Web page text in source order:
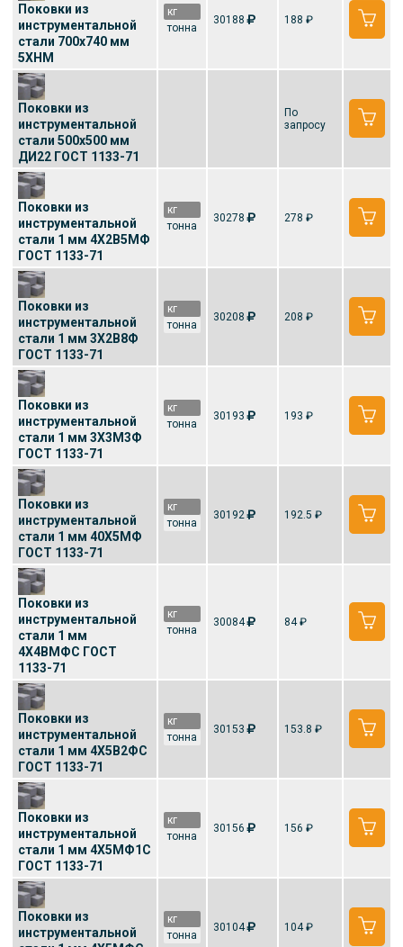
Поковки из
инструментальной
стали 700x740 мм
5ХНМ
кг
тонна
30188 188 ₽
Поковки из
инструментальной
стали 500x500 мм
ДИ22 ГОСТ 1133-71
По
запросу
Поковки из
инструментальной
стали 1 мм 4Х2В5МФ
ГОСТ 1133-71
кг
тонна
30278 278 ₽
Поковки из
инструментальной
стали 1 мм 3Х2В8Ф
ГОСТ 1133-71
кг
тонна
30208 208 ₽
Поковки из
инструментальной
стали 1 мм 3Х3М3Ф
ГОСТ 1133-71
кг
тонна
30193 193 ₽
Поковки из
инструментальной
стали 1 мм 40Х5МФ
ГОСТ 1133-71
кг
тонна
30192 192.5 ₽
Поковки из
инструментальной
стали 1 мм
4Х4ВМФС ГОСТ
1133-71
кг
тонна
30084 84 ₽
Поковки из
инструментальной
стали 1 мм 4Х5В2ФС
ГОСТ 1133-71
кг
тонна
30153 153.8 ₽
Поковки из
инструментальной
стали 1 мм 4Х5МФ1С
ГОСТ 1133-71
кг
тонна
30156 156 ₽
Поковки из
инструментальной
кг
тонна
30104 104 ₽